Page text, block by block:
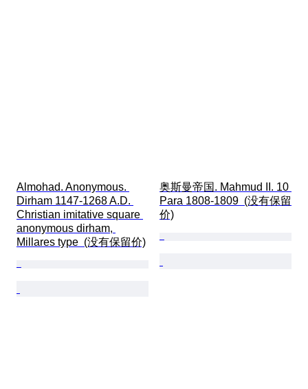
Almohad. Anonymous.
Dirham 1147-1268 A.D.
Christian imitative square
anonymous dirham,
Millares type  (没有保留价)
奥斯曼帝国. Mahmud II. 10
Para 1808-1809  (没有保留
价)